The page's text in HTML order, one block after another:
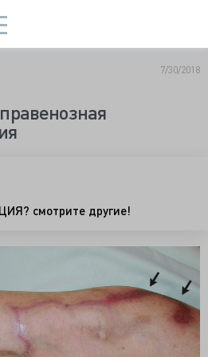
7/30/2018
смотрите другие!